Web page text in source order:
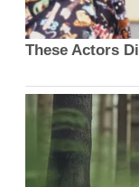
These Actors